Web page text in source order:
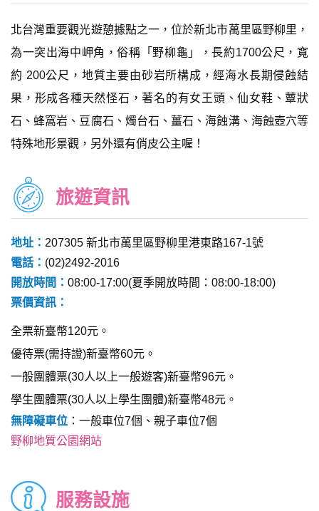
北台灣重要觀光遊憩據點之一，位於新北市萬里區野柳里，
為一突出海中岬角，俗稱「野柳龜」，長約1700公尺，寬
約 200公尺，地質主要由砂岩所構成，經海水長期侵蝕結
果，形成各種天然怪石，著名的有女王頭、仙女鞋、蕈狀
石、蜂窩岩、豆腐石、燭台石、薑石、海蝕溝、海蝕壺穴等
特殊地形景觀，另外還有俏皮公主喔！
旅遊資訊
地址： 207305 新北市萬里區野柳里港東路167-1號
電話： (02)2492-2016
開放時間： 08:00-17:00(夏季開放時間：08:00-18:00)
票價資訊：
全票新臺幣120元。
優待票(需持證)新臺幣60元。
一般團體票(30人以上一般遊客)新臺幣96元。
學生團體票(30人以上學生團體)新臺幣48元。
無障礙車位 ：一般車位7個、親子車位7個
野柳地質公園網站
服務設施